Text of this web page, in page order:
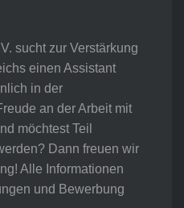
sucht zur Verstärkung
einen Assistant
in der
an der Arbeit mit
möchtest Teil
Dann freuen wir
Alle Informationen
und Bewerbung